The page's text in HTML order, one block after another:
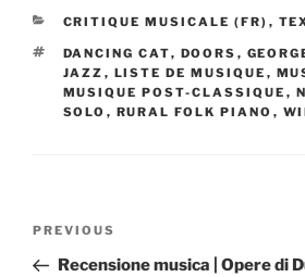
CATEGORIES
CRITIQUE MUSICALE (FR) ,
TAGS
DANCING CAT, DOORS ,
JAZZ , LISTE DE MUSIQUE ,
MUSIQUE POST-CLASSIQUE ,
SOLO , RURAL FOLK PIANO ,
Previous
Post
PREVIOUS
Recensione musica | Opere di